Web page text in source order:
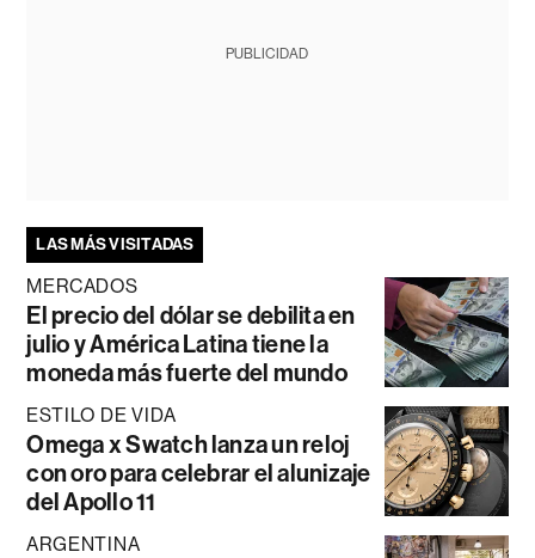
PUBLICIDAD
LAS MÁS VISITADAS
MERCADOS
El precio del dólar se debilita en
julio y América Latina tiene la
moneda más fuerte del mundo
ESTILO DE VIDA
Omega x Swatch lanza un reloj
con oro para celebrar el alunizaje
del Apollo 11
ARGENTINA